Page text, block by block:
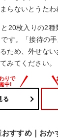
らないとうたわ
20枚入りの2
す。「接待の
ため、外せな
みてください。
る
すすめ｜おか